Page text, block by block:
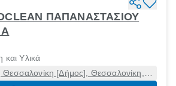
ΠΑΠΑΝΑΣΤΑΣΙΟΥ
Α
και Υλικά
[Δήμος], Θεσσαλονίκη,